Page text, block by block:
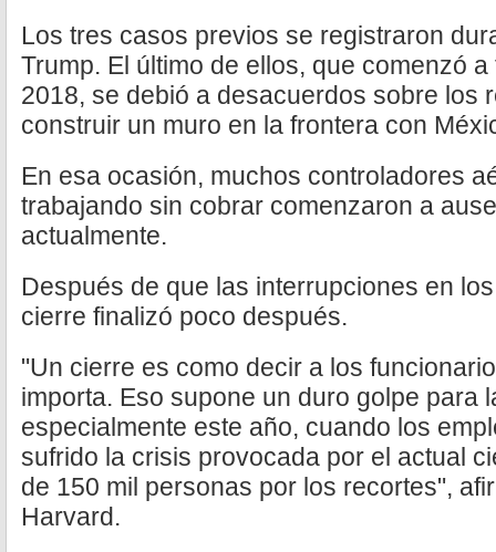
Los tres casos previos se registraron
Trump. El último de ellos, que comenzó
2018, se debió a desacuerdos sobre los
construir un muro en la frontera con
En esa ocasión, muchos controladores
trabajando sin cobrar comenzaron a
actualmente.
Después de que las interrupciones en
cierre finalizó poco después.
"Un cierre es como decir a los
importa. Eso supone un duro golpe para
especialmente este año, cuando los
sufrido la crisis provocada por el actual
de 150 mil personas por los recortes",
Harvard.